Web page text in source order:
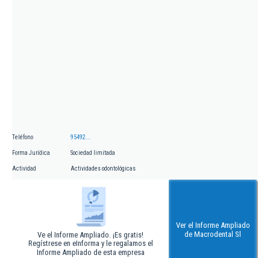
Teléfono 95492...
Forma Jurídica Sociedad limitada
Actividad Actividades odontológicas
Ve el Informe Ampliado. ¡Es gratis!
Regístrese en eInforma y le regalamos el
Informe Ampliado de esta empresa
Ver el Informe Ampliado
de Macrodental Sl